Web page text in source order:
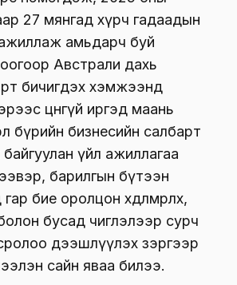
27 мянгад хүрч гадаадын
амьдарч буй
Австрали дахь
бичигдэх хэмжээнд
цөөнгүй иргэд маань
бүрийн бизнесийн салбарт
үйл ажиллагаа
барилгын бүтээн
бие оролцон хөдөлмөрлөх,
бусад чиглэлээр сурч
дээшлүүлэх зэргээр
сайн яваа билээ.